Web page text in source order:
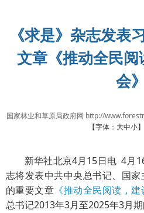
《求是》杂志发表
文章《推动全民
会》
国家林业和草原局政府网 http://
【字体： 大中小】
新华社北京4月15日电 4月
志将发表中共中央总书记、国
的重要文章 《推动全民阅读，建
总书记2013年3月至2025年3月期